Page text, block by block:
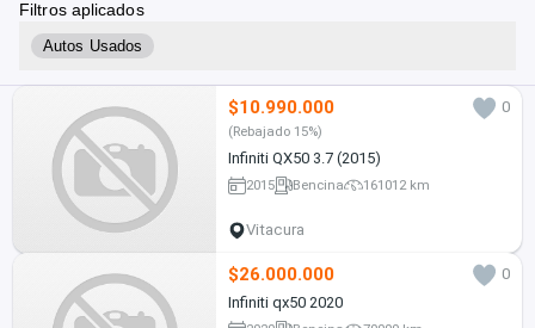
Filtros aplicados
Autos Usados
$10.990.000 0
(Rebajado 15%)
Infiniti QX50 3.7 (2015)
2015 Bencina 161012 km
Vitacura
$26.000.000
0
Infiniti qx50 2020